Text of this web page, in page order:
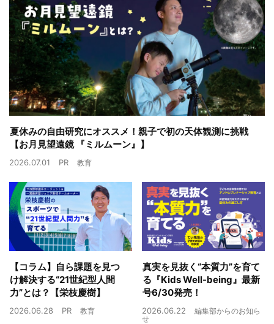
夏休みの自由研究にオススメ！親子で初の天体観測に挑戦
【お月見望遠鏡 『ミルムーン』】
2026.07.01 PR 教育
【コラム】自ら課題を見つ
け解決する“21世紀型人間
力”とは？【栄枝慶樹】
2026.06.28 PR 教育
真実を見抜く“本質力”を育て
る『Kids Well-being』最新
号6/30発売！
2026.06.22
編集部からのお知ら
せ